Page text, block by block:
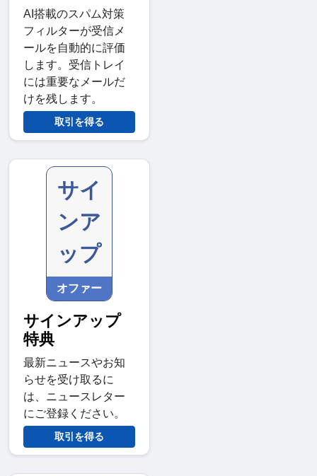
AI搭載のスパム対策
フィルターが受信メ
ールを自動的に評価
します。受信トレイ
には重要なメールだ
けを残します。
取引を得る
サイ
ンア
ップ
オファー
サインアップ
特典
最新ニュースやお知
らせを受け取るに
は、ニュースレター
にご登録ください。
取引を得る